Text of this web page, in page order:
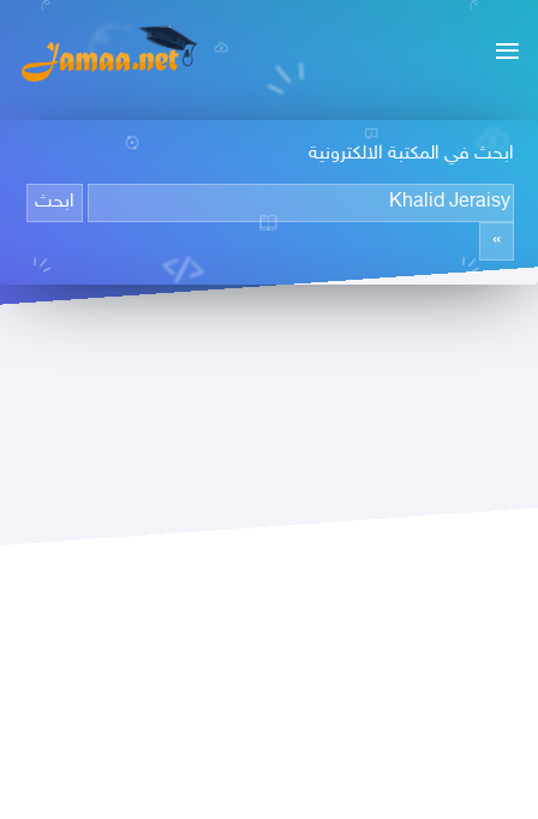
ابحث في المكتبة الالكترونية